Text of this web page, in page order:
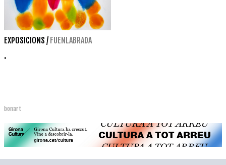
EXPOSICIONS / FUENLABRADA
.
bonart